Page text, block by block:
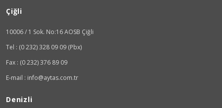
Çiğli
10006 / 1 Sok. No:16 AOSB Çiğli
Tel : (0 232) 328 09 09 (Pbx)
Fax : (0 232) 376 89 09
E-mail : info@aytas.com.tr
Denizli